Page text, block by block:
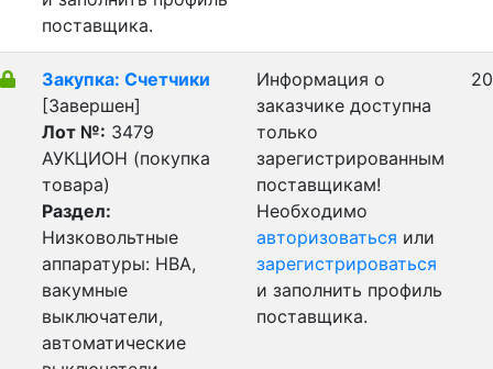
поставщика.
Закупка: Счетчики
[Завершен]
Лот №: 3479
АУКЦИОН (покупка
товара)
Раздел:
Низковольтные
аппаратуры: НВА,
вакумные
выключатели,
автоматические
Информация о
заказчике доступна
только
зарегистрированным
поставщикам!
Необходимо
авторизоваться или
зарегистрироваться
и заполнить профиль
поставщика.